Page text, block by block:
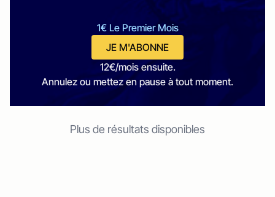
1€ Le Premier Mois
JE M'ABONNE
12€/mois ensuite.
Annulez ou mettez en pause à tout moment.
Plus de résultats disponibles